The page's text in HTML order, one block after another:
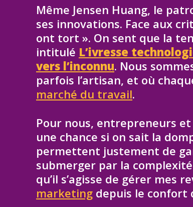
Même Jensen Huang, le
ses innovations. Face aux
ont tort ». On sent que la
intitulé L’ivresse
vers l’inconnu. Nous
parfois l’artisan, et où
marché du travail.
Pour nous, entrepreneurs
une chance si on sait la
permettent justement de
submerger par la
qu’il s’agisse de gérer mes
marketing depuis le confort